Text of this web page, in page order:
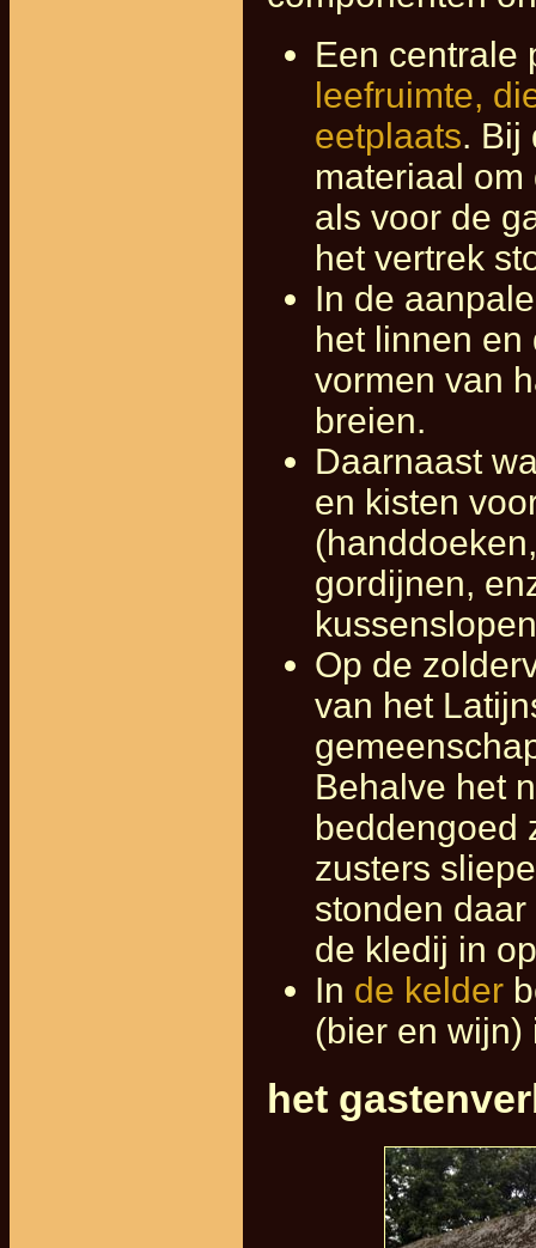
Een centrale
leefruimte,
eetplaats. Bij
materiaal
als voor de
het vertrek
In de
het linnen en
vormen van
breien.
Daarnaast
en kisten
gordijnen,
Op de
van het
Behalve het
beddengoed
zusters
stonden
de kledij in
In de kelder
(bier en wijn)
het